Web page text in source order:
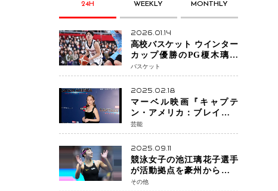
24H WEEKLY MONTHLY
2026.01.14
高校バスケット ウインター
カップ優勝のPG榎木璃旺
（えのき・りお）がプロの
現場へ―。
バスケット
2025.02.18
マーベル映画『キャプテ
ン・アメリカ：ブレイブ・
ニュー・ワールド』 新ブラ
ック・ウィドウ役のシラ・
ハースとは！？
芸能
2025.09.11
競泳女子の池江璃花子選手
が活動拠点を豪州から日本
へ！ 豪州での挑戦を糧に、
その他